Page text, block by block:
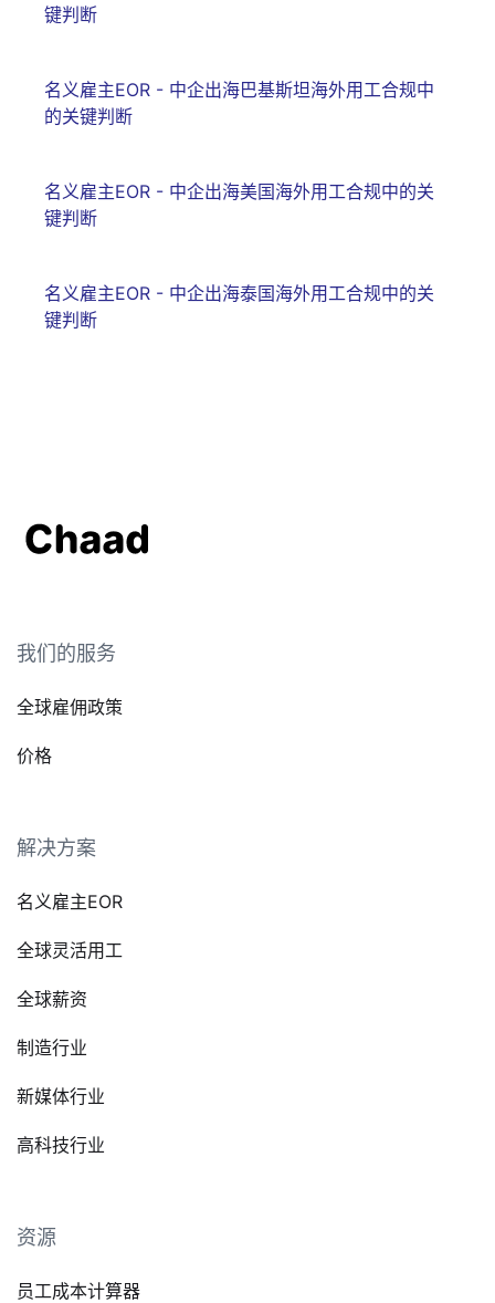
键判断
名义雇主EOR - 中企出海巴基斯坦海外用工合规中
的关键判断
名义雇主EOR - 中企出海美国海外用工合规中的关
键判断
名义雇主EOR - 中企出海泰国海外用工合规中的关
键判断
我们的服务
全球雇佣政策
价格
解决方案
名义雇主EOR
全球灵活用工
全球薪资
制造行业
新媒体行业
高科技行业
资源
员工成本计算器